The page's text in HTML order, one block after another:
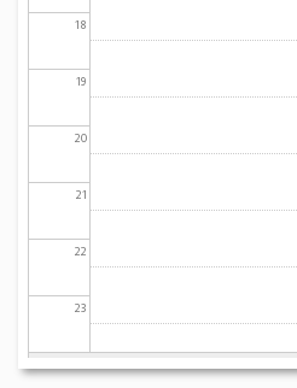
18
19
20
21
22
23